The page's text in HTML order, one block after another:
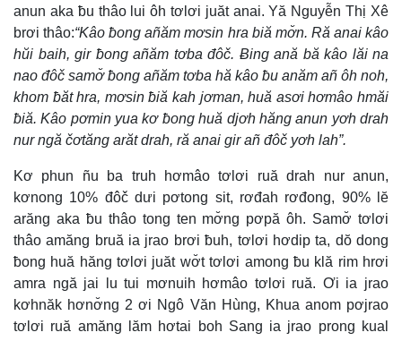
anun aka ƀu thâo lui ôh tơlơi juăt anai. Yă Nguyễn Thị Xê
brơi thâo:“Kâo ƀong añăm mơsin hra biă mơ̆n. Ră anai kâo
hŭi baih, gir ƀong añăm tơba đôč. Ƀing ană bă kâo lăi na
nao đôč samơ̆ ƀong añăm tơba hă kâo ƀu anăm añ ôh noh,
khom ƀăt hra, mơsin ƀiă kah jơman, huă asơi hơmâo hmăi
ƀiă. Kâo pơmin yua kơ ƀong huă djơh hăng anun yơh drah
nur ngă čơtăng arăt drah, ră anai gir añ đôč yơh lah”.
Kơ phun ñu ba truh hơmâo tơlơi ruă drah nur anun,
kơnong 10% đôč dưi pơtong sit, rơđah rơđong, 90% lĕ
arăng aka ƀu thâo tong ten mơ̆ng pơpă ôh. Samơ̆ tơlơi
thâo amăng bruă ia jrao brơi ƀuh, tơlơi hơdip ta, dŏ dong
ƀong huă hăng tơlơi juăt wơ̆t tơlơi among ƀu klă rim hrơi
amra ngă jai lu tui mơnuih hơmâo tơlơi ruă. Ơi ia jrao
kơhnăk hơnơ̆ng 2 ơi Ngô Văn Hùng, Khua anom pơjrao
tơlơi ruă amăng lăm hơtai boh Sang ia jrao prong kual